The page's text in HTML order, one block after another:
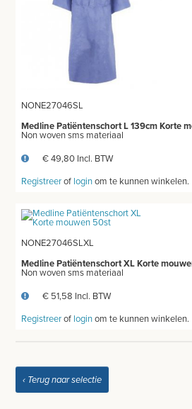
PRODUCT NIET
NONE27046SL
Medline Patiëntenschort L 139cm Korte
Non woven sms materiaal
€ 49,80 Incl. BTW
Registreerof loginom te kunnen winkelen.
NONE27046SLXL
Medline Patiëntenschort XL Korte
Non woven sms materiaal
€ 51,58 Incl. BTW
Registreerof loginom te kunnen winkelen.
‹ Terug naar selectie